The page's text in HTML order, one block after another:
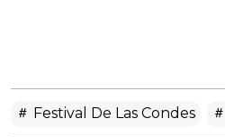
Festival De Las Condes